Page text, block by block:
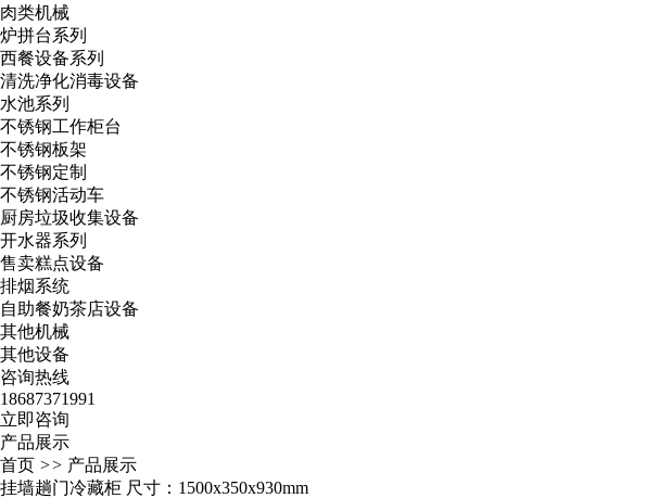
肉类机械
炉拼台系列
西餐设备系列
清洗净化消毒设备
水池系列
不锈钢工作柜台
不锈钢板架
不锈钢定制
不锈钢活动车
厨房垃圾收集设备
开水器系列
售卖糕点设备
排烟系统
自助餐奶茶店设备
其他机械
其他设备
咨询热线
18687371991
立即咨询
产品展示
首页 >> 产品展示
挂墙趟门冷藏柜 尺寸：1500x350x930mm